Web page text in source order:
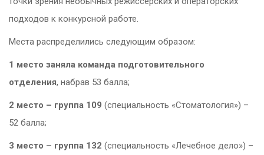
подходов к конкурсной работе.
Места распределились следующим образом:
1 место заняла команда подготовительного
отделения, набрав 53 балла;
2 место – группа 109 (специальность «Стоматология») –
52 балла;
3 место – группа 132 (специальность «Лечебное дело») –